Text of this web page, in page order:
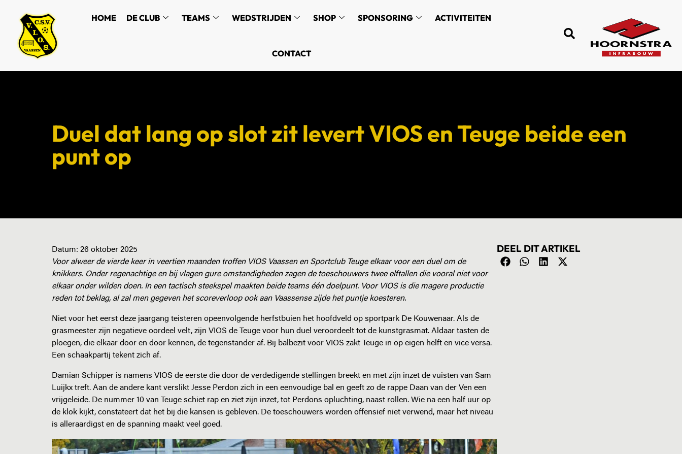
HOME DE CLUB TEAMS WEDSTRIJDEN SHOP SPONSORING ACTIVITEITEN
CONTACT
Duel dat lang op slot zit levert VIOS en Teuge beide een
punt op
Datum: 26 oktober 2025
Voor alweer de vierde keer in veertien maanden troffen VIOS Vaassen en Sportclub Teuge elkaar voor een duel om de
knikkers. Onder regenachtige en bij vlagen gure omstandigheden zagen de toeschouwers twee elftallen die vooral niet voor
elkaar onder wilden doen. In een tactisch steekspel maakten beide teams één doelpunt. Voor VIOS is die magere productie
reden tot beklag, al zal men gegeven het scoreverloop ook aan Vaassense zijde het puntje koesteren.
Niet voor het eerst deze jaargang teisteren opeenvolgende herfstbuien het hoofdveld op sportpark De Kouwenaar. Als de
grasmeester zijn negatieve oordeel velt, zijn VIOS de Teuge voor hun duel veroordeelt tot de kunstgrasmat. Aldaar tasten de
ploegen, die elkaar door en door kennen, de tegenstander af. Bij balbezit voor VIOS zakt Teuge in op eigen helft en vice versa.
Een schaakpartij tekent zich af.
Damian Schipper is namens VIOS de eerste die door de verdedigende stellingen breekt en met zijn inzet de vuisten van Sam
Luijkx treft. Aan de andere kant verslikt Jesse Perdon zich in een eenvoudige bal en geeft zo de rappe Daan van der Ven een
vrijgeleide. De nummer 10 van Teuge schiet rap en ziet zijn inzet, tot Perdons opluchting, naast rollen. Wie na een half uur op
de klok kijkt, constateert dat het bij die kansen is gebleven. De toeschouwers worden offensief niet verwend, maar het niveau
is alleraardigst en de spanning maakt veel goed.
DEEL DIT ARTIKEL